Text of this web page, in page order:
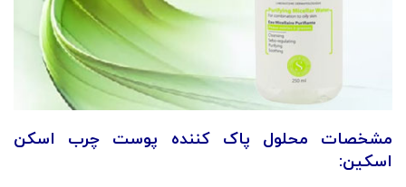
مشخصات محلول پاک کننده پوست چرب اسکن
اسکین: